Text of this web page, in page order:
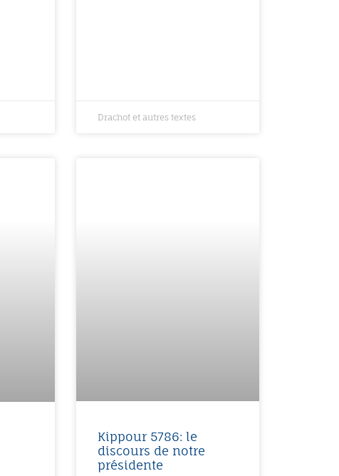
Drachot et autres textes
Kippour 5786: le
discours de notre
présidente